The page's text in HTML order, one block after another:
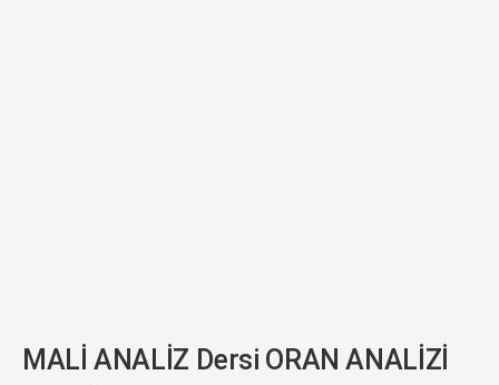
MALİ ANALİZ Dersi ORAN ANALİZİ